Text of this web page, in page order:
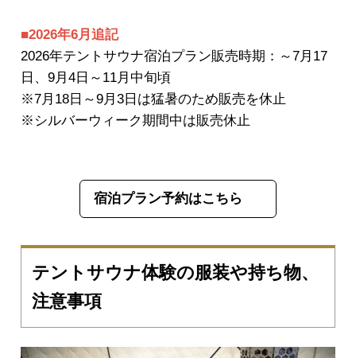
■2026年6月追記
2026年テントサウナ宿泊プラン販売時期：～7月17
日、9月4日～11月中旬頃
※7月18日～9月3日は猛暑のため販売を休止
※シルバーウィーク期間中は販売休止
宿泊プラン予約はこちら
テントサウナ体験の服装や持ち物、
注意事項